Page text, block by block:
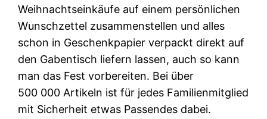
Weihnachtseinkäufe auf einem persönlichen
Wunschzettel zusammenstellen und alles
schon in Geschenkpapier verpackt direkt auf
den Gabentisch liefern lassen, auch so kann
man das Fest vorbereiten. Bei über
500 000 Artikeln ist für jedes Familienmitglied
mit Sicherheit etwas Passendes dabei.